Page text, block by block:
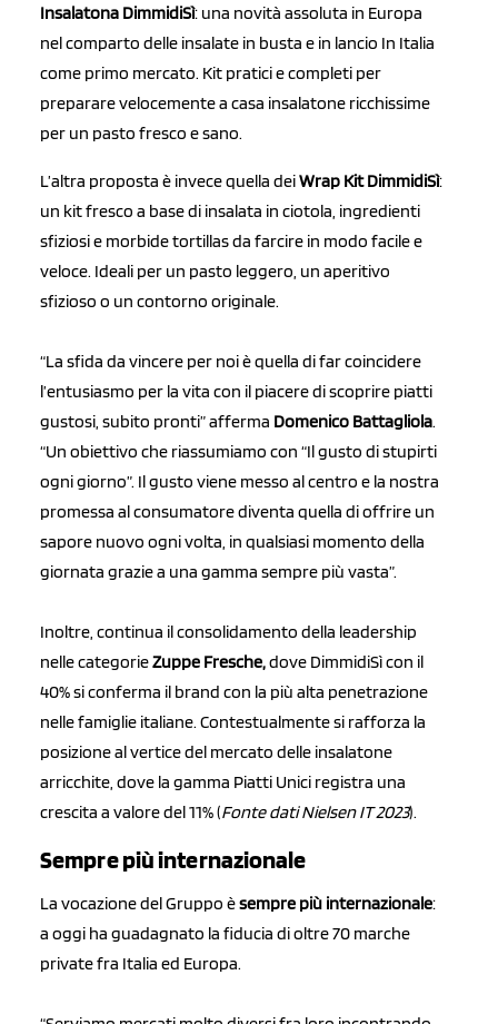
Insalatona DimmidiSì: una novità assoluta in Europa
nel comparto delle insalate in busta e in lancio In Italia
come primo mercato. Kit pratici e completi per
preparare velocemente a casa insalatone ricchissime
per un pasto fresco e sano.
L’altra proposta è invece quella deiWrap Kit DimmidiSì:
un kit fresco a base di insalata in ciotola, ingredienti
sfiziosi e morbide tortillas da farcire in modo facile e
veloce. Ideali per un pasto leggero, un aperitivo
sfizioso o un contorno originale.
“La sfida da vincere per noi è quella di far coincidere
l’entusiasmo per la vita con il piacere di scoprire piatti
gustosi, subito pronti” afferma Domenico Battagliola.
“Un obiettivo che riassumiamo con “Il gusto di stupirti
ogni giorno”. Il gusto viene messo al centro e la nostra
promessa al consumatore diventa quella di offrire un
sapore nuovo ogni volta, in qualsiasi momento della
giornata grazie a una gamma sempre più vasta”.
Inoltre, continua il consolidamento della leadership
nelle categorieZuppe Fresche,dove DimmidiSì con il
40% si conferma il brand con la più alta penetrazione
nelle famiglie italiane. Contestualmente si rafforza la
posizione al vertice del mercato delle insalatone
arricchite, dove la gamma Piatti Unici registra una
crescita a valore del 11% (Fonte dati Nielsen IT 2023).
Sempre più internazionale
La vocazione del Gruppo èsempre più internazionale:
a oggi ha guadagnato la fiducia di oltre 70 marche
private fra Italia ed Europa.